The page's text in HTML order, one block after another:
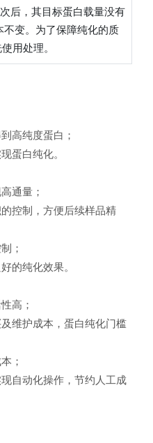
后，其目标蛋白载量没有
不变。为了保障纯化的质
用处理。
高纯度蛋白；
蛋白纯化。
通量；
控制，方便后续样品精
；
的纯化效果。
高；
维护成本，蛋白纯化门槛
；
自动化操作，节约人工成